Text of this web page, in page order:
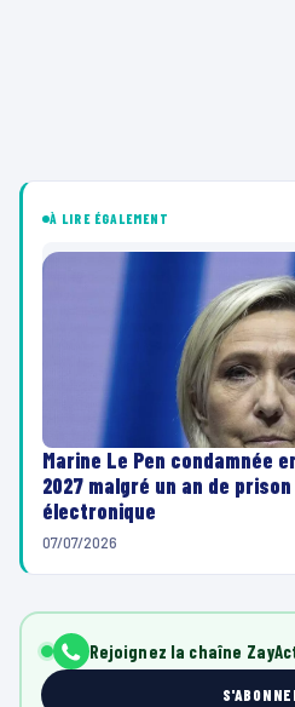
À LIRE ÉGALEMENT
Marine Le Pen condamnée
2027 malgré un an de
électronique
07/07/2026
Rejoignez la chaîne